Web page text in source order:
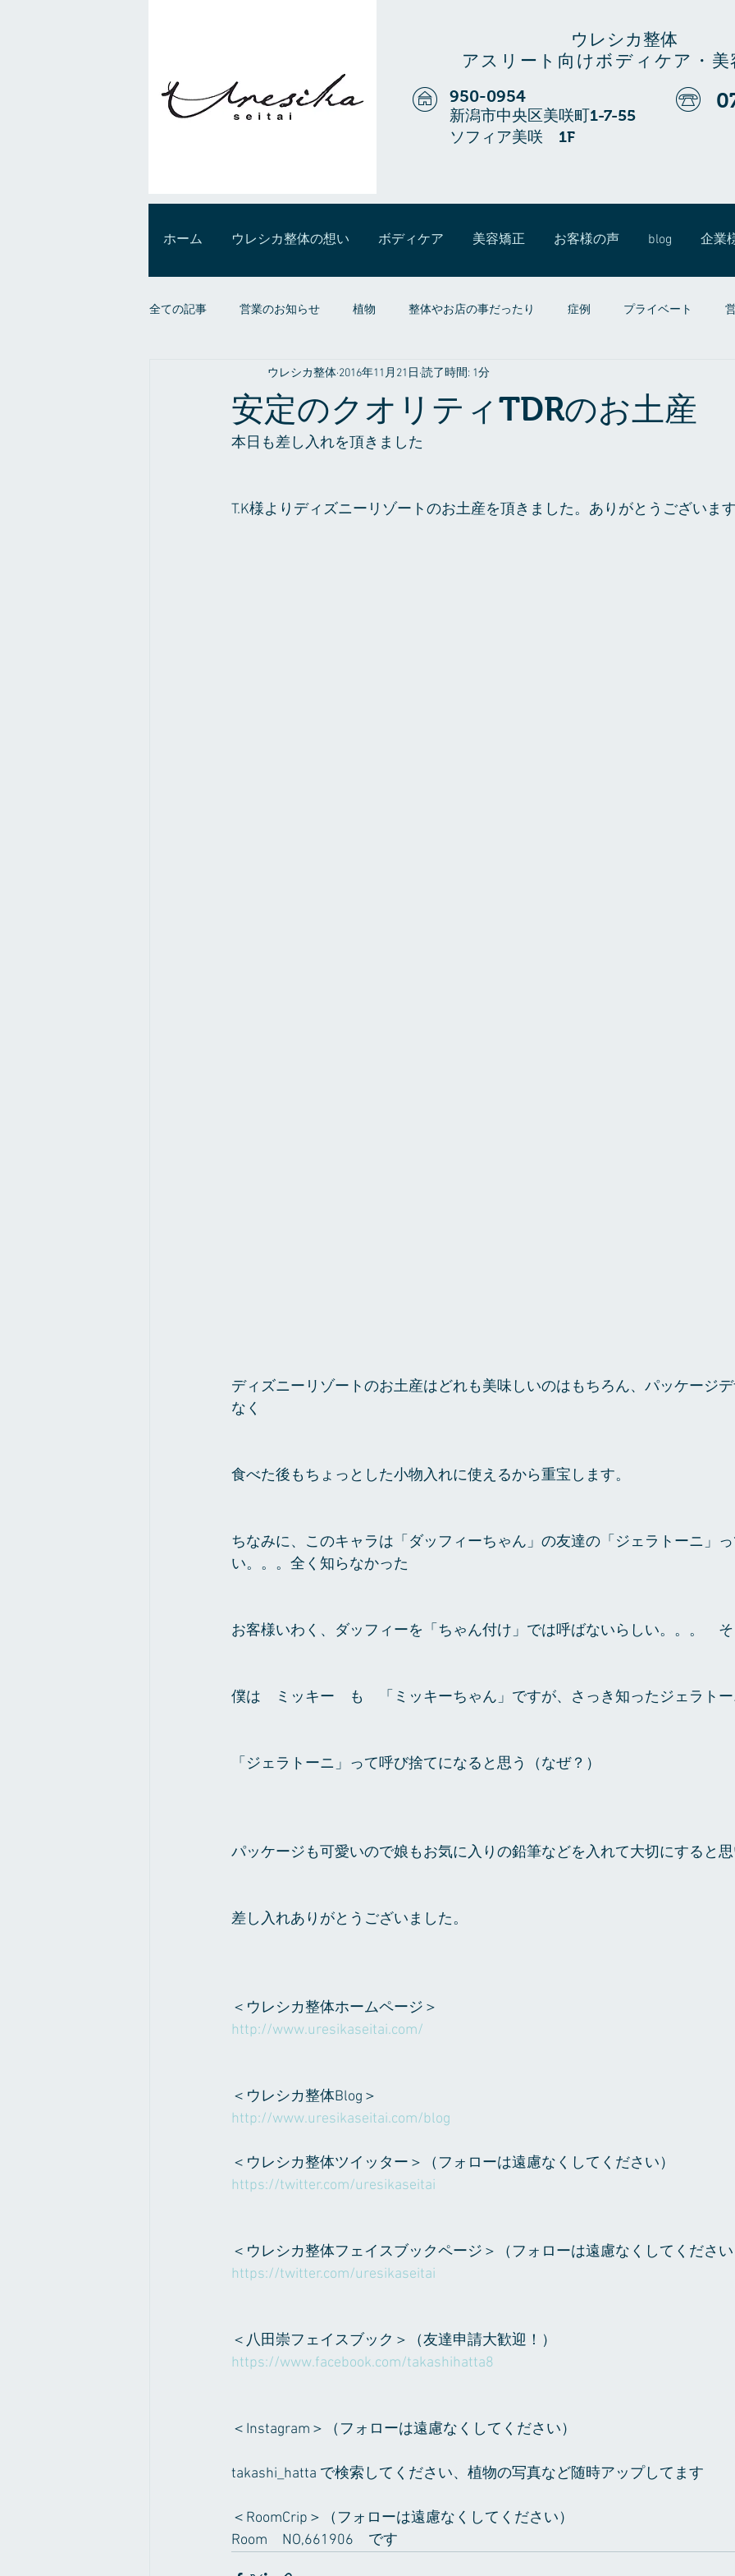
ウレシカ整体
アスリート向けボディケア・美
950-0954
新潟市中央区美咲町1-7-55
ソフィア美咲 1F
ホーム ウレシカ整体の想い ボディケア 美容矯正 お客様の声 blog 企業
全ての記事 営業のお知らせ 植物 整体やお店の事だったり 症例 プライベート
整体やお店の事だったり 症例 プライベート
安定のクオリティTDRのお土産
ウレシカ整体 2016年11月21日 読了時間: 1分
本日も差し入れを頂きました
T.K様よりディズニーリゾートのお土産を頂きました。ありがとうございま
ディズニーリゾートのお土産はどれも美味しいのはもちろん、パッケージ
なく
食べた後もちょっとした小物入れに使えるから重宝します。
ちなみに、このキャラは「ダッフィーちゃん」の友達の「ジェラトーニ」
い。。。全く知らなかった
お客様いわく、ダッフィーを「ちゃん付け」では呼ばないらしい。。。　
僕は　ミッキー　も　「ミッキーちゃん」ですが、さっき知ったジェラト
「ジェラトーニ」って呼び捨てになると思う（なぜ？）
パッケージも可愛いので娘もお気に入りの鉛筆などを入れて大切にすると
差し入れありがとうございました。
＜ウレシカ整体ホームページ＞
http://www.uresikaseitai.com/
＜ウレシカ整体Blog＞
http://www.uresikaseitai.com/blog
＜ウレシカ整体ツイッター＞（フォローは遠慮なくしてください）
https://twitter.com/uresikaseitai
＜ウレシカ整体フェイスブックページ＞（フォローは遠慮なくしてくださ
https://twitter.com/uresikaseitai
＜八田崇フェイスブック＞（友達申請大歓迎！）
https://www.facebook.com/takashihatta8
＜Instagram＞（フォローは遠慮なくしてください）
takashi_hatta で検索してください、植物の写真など随時アップしてます
＜RoomCrip＞（フォローは遠慮なくしてください）
Room　NO,661906　です